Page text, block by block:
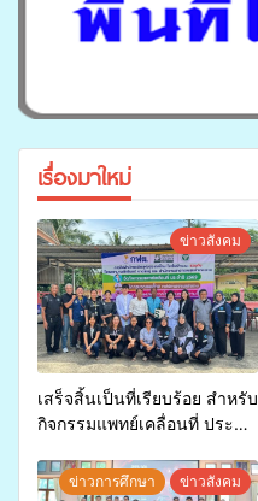
เรื่องมาใหม่
ข่าวสังคม
เสร็จสิ้นเป็นที่เรียบร้อย สำหรับ
กิจกรรมแพทย์เคลื่อนที่ ประจำ
สุขภาพแก่ประชาชนในพื้นที่
ข่าวการศึกษา ข่าวสังคม